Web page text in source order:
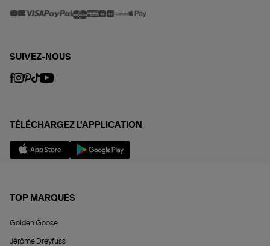
SUIVEZ-NOUS
TÉLÉCHARGEZ L'APPLICATION
TOP MARQUES
Golden Goose
Jérôme Dreyfuss